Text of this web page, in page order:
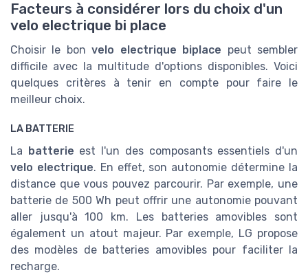
Facteurs à considérer lors du choix d'un
velo electrique bi place
Choisir le bonvelo electrique biplace peut sembler
difficile avec la multitude d'options disponibles. Voici
quelques critères à tenir en compte pour faire le
meilleur choix.
LA BATTERIE
La batterie est l'un des composants essentiels d'un
velo electrique. En effet, son autonomie détermine la
distance que vous pouvez parcourir. Par exemple, une
batterie de 500 Wh peut offrir une autonomie pouvant
aller jusqu'à 100 km. Les batteries amovibles sont
également un atout majeur. Par exemple, LG propose
des modèles de batteries amovibles pour faciliter la
recharge.